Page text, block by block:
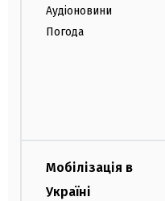
Аудіоновини
Погода
Мобілізація в
Україні